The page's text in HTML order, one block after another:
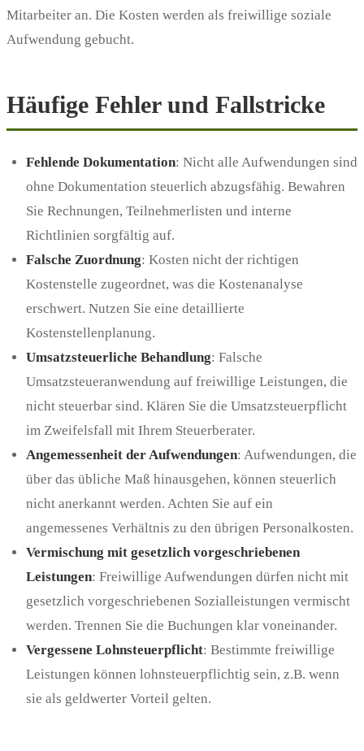
Mitarbeiter an. Die Kosten werden als freiwillige soziale
Aufwendung gebucht.
Häufige Fehler und Fallstricke
Fehlende Dokumentation: Nicht alle Aufwendungen sind
ohne Dokumentation steuerlich abzugsfähig. Bewahren
Sie Rechnungen, Teilnehmerlisten und interne
Richtlinien sorgfältig auf.
Falsche Zuordnung: Kosten nicht der richtigen
Kostenstelle zugeordnet, was die Kostenanalyse
erschwert. Nutzen Sie eine detaillierte
Kostenstellenplanung.
Umsatzsteuerliche Behandlung: Falsche
Umsatzsteueranwendung auf freiwillige Leistungen, die
nicht steuerbar sind. Klären Sie die Umsatzsteuerpflicht
im Zweifelsfall mit Ihrem Steuerberater.
Angemessenheit der Aufwendungen: Aufwendungen, die
über das übliche Maß hinausgehen, können steuerlich
nicht anerkannt werden. Achten Sie auf ein
angemessenes Verhältnis zu den übrigen Personalkosten.
Vermischung mit gesetzlich vorgeschriebenen
Leistungen: Freiwillige Aufwendungen dürfen nicht mit
gesetzlich vorgeschriebenen Sozialleistungen vermischt
werden. Trennen Sie die Buchungen klar voneinander.
Vergessene Lohnsteuerpflicht: Bestimmte freiwillige
Leistungen können lohnsteuerpflichtig sein, z.B. wenn
sie als geldwerter Vorteil gelten.